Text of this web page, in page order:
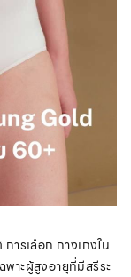
ารเลือก กางเกงใน
าะผู้สูงอายุที่มีสรีระ